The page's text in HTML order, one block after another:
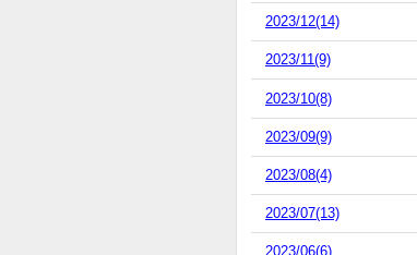
2023/12(14)
2023/11(9)
2023/10(8)
2023/09(9)
2023/08(4)
2023/07(13)
2023/06(6)